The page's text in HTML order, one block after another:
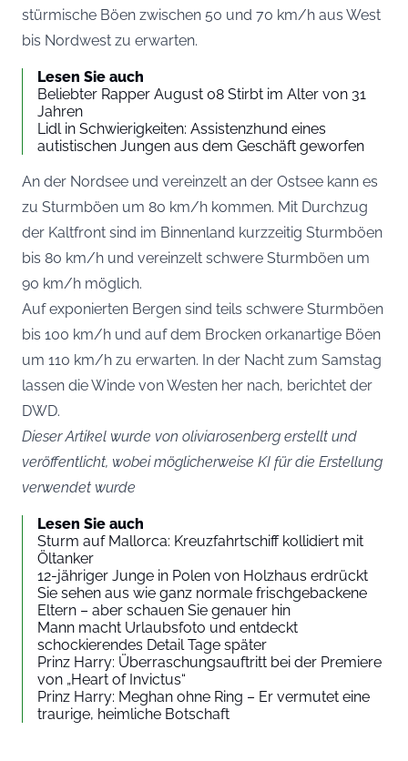
stürmische Böen zwischen 50 und 70 km/h aus West
bis Nordwest zu erwarten.
Lesen Sie auch
Beliebter Rapper August 08 Stirbt im Alter von 31
Jahren
Lidl in Schwierigkeiten: Assistenzhund eines
autistischen Jungen aus dem Geschäft geworfen
An der Nordsee und vereinzelt an der Ostsee kann es
zu Sturmböen um 80 km/h kommen. Mit Durchzug
der Kaltfront sind im Binnenland kurzzeitig Sturmböen
bis 80 km/h und vereinzelt schwere Sturmböen um
90 km/h möglich.
Auf exponierten Bergen sind teils schwere Sturmböen
bis 100 km/h und auf dem Brocken orkanartige Böen
um 110 km/h zu erwarten. In der Nacht zum Samstag
lassen die Winde von Westen her nach, berichtet der
DWD.
Dieser Artikel wurde von oliviarosenberg erstellt und
veröffentlicht, wobei möglicherweise KI für die Erstellung
verwendet wurde
Lesen Sie auch
Sturm auf Mallorca: Kreuzfahrtschiff kollidiert mit
Öltanker
12-jähriger Junge in Polen von Holzhaus erdrückt
Sie sehen aus wie ganz normale frischgebackene
Eltern – aber schauen Sie genauer hin
Mann macht Urlaubsfoto und entdeckt
schockierendes Detail Tage später
Prinz Harry: Überraschungsauftritt bei der Premiere
von „Heart of Invictus“
Prinz Harry: Meghan ohne Ring – Er vermutet eine
traurige, heimliche Botschaft